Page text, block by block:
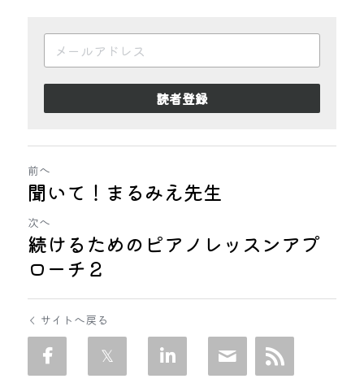
読者登録
前へ
聞いて！まるみえ先生
次へ
続けるためのピアノレッスンアプ
ローチ２
サイトへ戻る